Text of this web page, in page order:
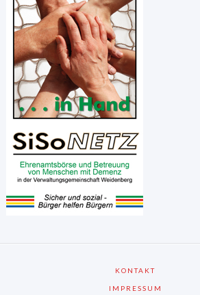
KONTAKT
IMPRESSUM